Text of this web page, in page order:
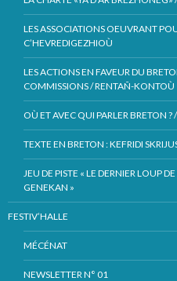
LES ASSOCIATIONS OEUVRANT
C’HEVREDIGEZHIOÙ
LES ACTIONS EN FAVEUR DU
COMMISSIONS / RENTAÑ-KONTOÙ
OÙ ET AVEC QUI PARLER BRETON
TEXTE EN BRETON : KEFRIDI
JEU DE PISTE « LE DERNIER LOUP
GENEKAN »
FESTIV’HALLE
MÉCÉNAT
NEWSLETTER N° 01